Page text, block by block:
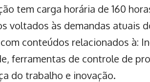
tem carga horária de 160
voltados às demandas atuais
conteúdos relacionados à:
ferramentas de controle de
do trabalho e inovação.